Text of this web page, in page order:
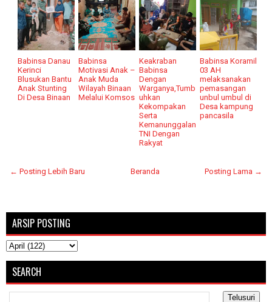
Babinsa Danau
Kerinci
Blusukan Bantu
Anak Stunting
Di Desa Binaan
Babinsa
Motivasi Anak –
Anak Muda
Wilayah Binaan
Melalui Komsos
Keakraban
Babinsa
Dengan
Warganya,Tumb
uhkan
Kekompakan
Serta
Kemanunggalan
TNI Dengan
Rakyat
Babinsa Koramil
03 AH
melaksanakan
pemasangan
unbul umbul di
Desa kampung
pancasila
← Posting Lebih Baru Posting Lama →
Beranda
ARSIP POSTING
SEARCH